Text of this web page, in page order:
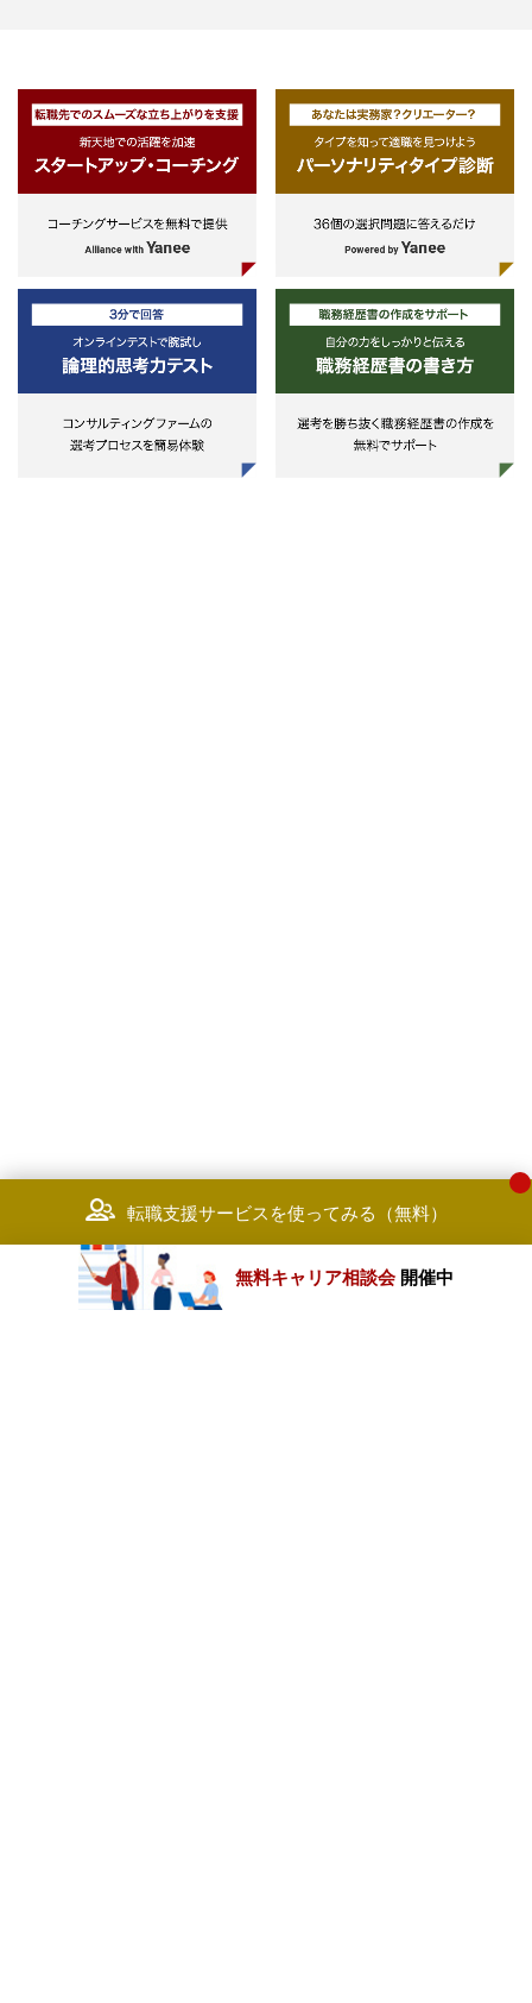
・１年以上のクラウド・インフラ等
のITプラットフォーム経験もしくは
それに準ずるスキル
・３年以上のクライアントフェイシ
ング・交渉・調整能力もしくはそれ
に準ずるスキル
転職支援サービスを使ってみる（無料）
無料キャリア相談会 開催中